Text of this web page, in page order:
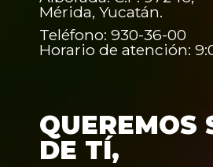
Mérida, Yucatán.
Teléfono: 930-36-00
Horario de atención:
QUEREMOS
DE TÍ,